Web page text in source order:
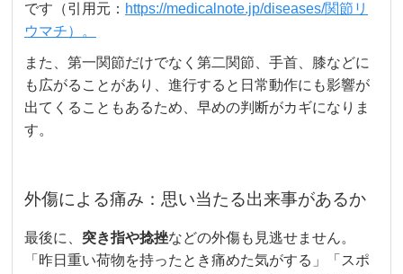
です（引用元： https://medicalnote.jp/diseases/関節リ
ウマチ）。
また、第一関節だけでなく第二関節、手首、膝などに
も広がることがあり、進行すると日常動作にも影響が
出てくることもあるため、早めの判断がカギになりま
す。
外傷による痛み：思い当たる出来事があるか
最後に、 突き指や捻挫などの外傷も見逃せません。
「昨日重い荷物を持ったとき痛めた気がする」「スポ